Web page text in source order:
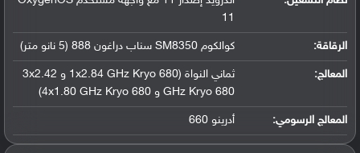
11
الرقاقة: كوالكوم SM8350 سناب دراغون 888 (5 نانو متر)
المعالج:
ثماني النواة (1x2.84 GHz Kryo 680 و 3x2.42
GHz Kryo 680 و 4x1.80 GHz Kryo 680)
المعالج الرسومي: أدرينو 660